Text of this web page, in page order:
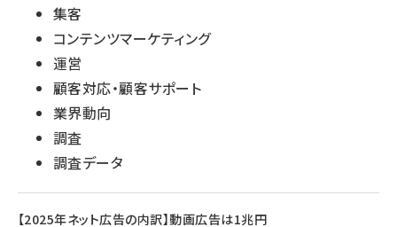
集客
コンテンツマーケティング
運営
顧客対応・顧客サポート
業界動向
調査
調査データ
【2025年ネット広告の内訳】動画広告は1兆円